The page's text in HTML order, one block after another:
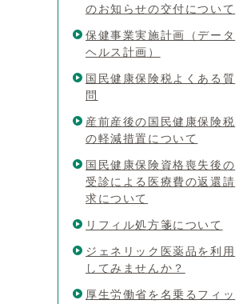
のお知らせの交付について
保健事業実施計画（データ
ヘルス計画）
国民健康保険税よくある質
問
産前産後の国民健康保険税
の軽減措置について
国民健康保険資格喪失後の
受診による医療費の返還請
求について
リフィル処方箋について
ジェネリック医薬品を利用
してみませんか？
厚生労働省を名乗るフィッ